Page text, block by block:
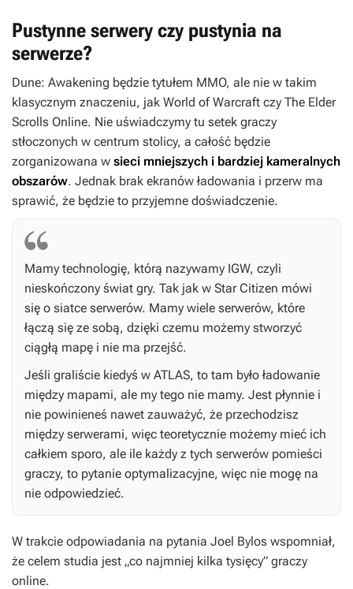
Pustynne serwery czy pustynia na
serwerze?
Dune: Awakening będzie tytułem MMO, ale nie w takim
klasycznym znaczeniu, jak World of Warcraft czy The Elder
Scrolls Online. Nie uświadczymy tu setek graczy
stłoczonych w centrum stolicy, a całość będzie
zorganizowana w sieci mniejszych i bardziej kameralnych
obszarów. Jednak brak ekranów ładowania i przerw ma
sprawić, że będzie to przyjemne doświadczenie.
Mamy technologię, którą nazywamy IGW, czyli
nieskończony świat gry. Tak jak w Star Citizen mówi
się o siatce serwerów. Mamy wiele serwerów, które
łączą się ze sobą, dzięki czemu możemy stworzyć
ciągłą mapę i nie ma przejść.
Jeśli graliście kiedyś w ATLAS, to tam było ładowanie
między mapami, ale my tego nie mamy. Jest płynnie i
nie powinieneś nawet zauważyć, że przechodzisz
między serwerami, więc teoretycznie możemy mieć ich
całkiem sporo, ale ile każdy z tych serwerów pomieści
graczy, to pytanie optymalizacyjne, więc nie mogę na
nie odpowiedzieć.
W trakcie odpowiadania na pytania Joel Bylos wspomniał,
że celem studia jest „co najmniej kilka tysięcy” graczy
online.